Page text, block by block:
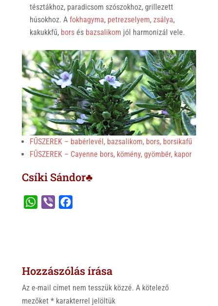
tésztákhoz, paradicsom szószokhoz, grillezett
húsokhoz. A fokhagyma, petrezselyem, zsálya,
kakukkfű, borsés bazsalikom jól harmonizál vele.
FŰSZEREK – babérlevél, bazsalikom, bors, borsikafű
FŰSZEREK – Cayenne bors, kömény, gyömbér, kapor
Csíki Sándor♣
A
p
o
k
Hozzászólás írása
Az e-mail címet nem tesszük közzé. A kötelező
mezőket *karakterrel jelöltük